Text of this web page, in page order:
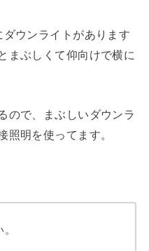
ウンライトがあります
まぶしくて仰向けで横に
ので、まぶしいダウンラ
照明を使ってます。